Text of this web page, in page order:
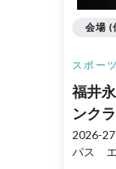
スポー
福井
ンク
2026-
2026-
パス エ
会場 (